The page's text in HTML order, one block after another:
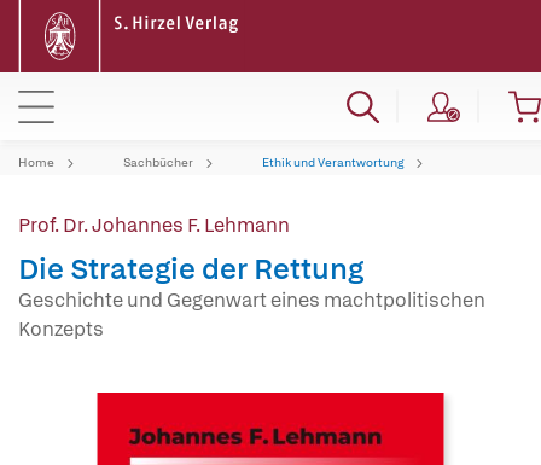
Home Sachbücher Ethik und Verantwortung
Prof. Dr. Johannes F. Lehmann
Die Strategie der Rettung
Geschichte und Gegenwart eines machtpolitischen
Konzepts